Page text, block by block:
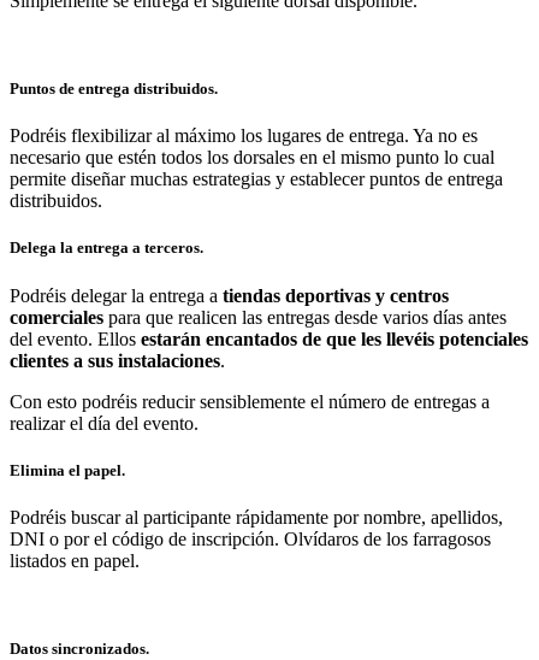
Puntos de entrega distribuidos.
Podréis flexibilizar al máximo los lugares de entrega. Ya no es
necesario que estén todos los dorsales en el mismo punto lo cual
permite diseñar muchas estrategias y establecer puntos de entrega
distribuidos.
Delega la entrega a terceros.
Podréis delegar la entrega a tiendas deportivas y centros
comerciales para que realicen las entregas desde varios días antes
del evento. Ellos estarán encantados de que les llevéis potenciales
clientes a sus instalaciones.
Con esto podréis reducir sensiblemente el número de entregas a
realizar el día del evento.
Elimina el papel.
Podréis buscar al participante rápidamente por nombre, apellidos,
DNI o por el código de inscripción. Olvídaros de los farragosos
listados en papel.
Datos sincronizados.